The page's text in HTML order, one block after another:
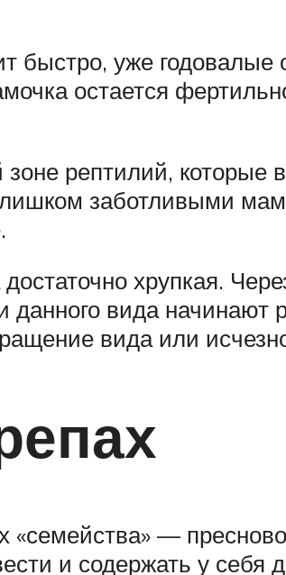
быстро, уже
остается
рептилий, которые
заботливыми
хрупкая.
вида начинают
вида или
—
и содержать у себя